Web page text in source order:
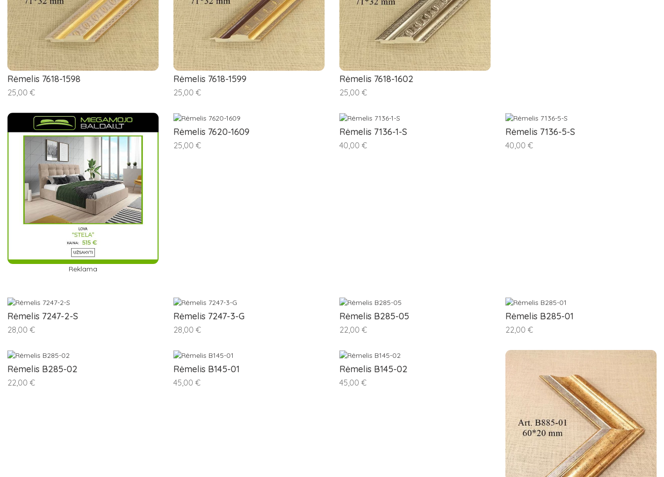
Rėmelis 7618-1598
25,00 €
Rėmelis 7618-1599
25,00 €
Rėmelis 7618-1602
25,00 €
Reklama
Rėmelis 7620-1609
25,00 €
Rėmelis 7136-1-S
40,00 €
Rėmelis 7136-5-S
40,00 €
Rėmelis 7247-2-S
28,00 €
Rėmelis 7247-3-G
28,00 €
Rėmelis B285-05
22,00 €
Rėmelis B285-01
22,00 €
Rėmelis B285-02
22,00 €
Rėmelis B145-01
45,00 €
Rėmelis B145-02
45,00 €